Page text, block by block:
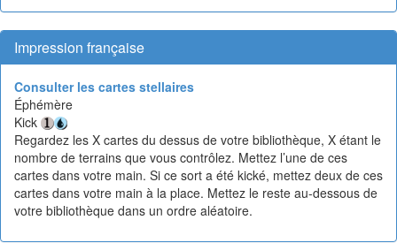
Impression française
Consulter les cartes stellaires
Éphémère
Kick
Regardez les X cartes du dessus de votre bibliothèque, X étant le
nombre de terrains que vous contrôlez. Mettez l’une de ces
cartes dans votre main. Si ce sort a été kické, mettez deux de ces
cartes dans votre main à la place. Mettez le reste au-dessous de
votre bibliothèque dans un ordre aléatoire.